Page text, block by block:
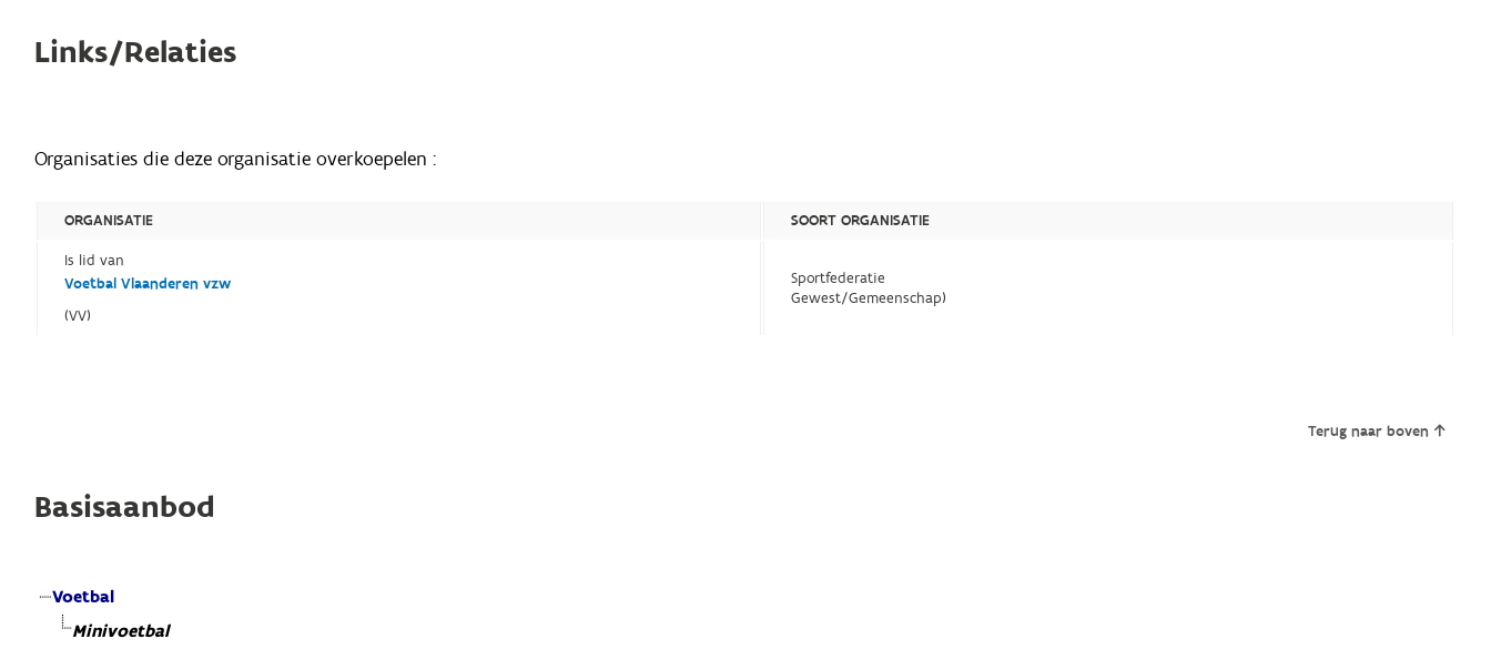
Links/Relaties
Organisaties die deze organisatie overkoepelen :
ORGANISATIE
SOORT ORGANISATIE
Is lid van
Voetbal Vlaanderen vzw
(VV)
Sportfederatie
Gewest/Gemeenschap)
Terug naar boven
Basisaanbod
Voetbal
Minivoetbal